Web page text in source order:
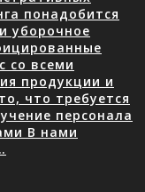
понадобится
уборочное
со всеми
продукции и
что требуется
персонала
В нами